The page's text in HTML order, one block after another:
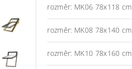
rozměr: MK06 78x118 cm
rozměr: MK08 78x140 cm
rozměr: MK10 78x160 cm